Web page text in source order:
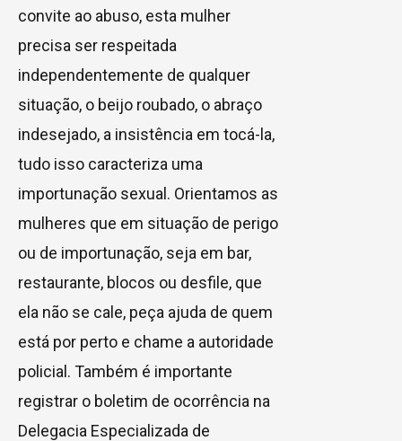
convite ao abuso, esta mulher
precisa ser respeitada
independentemente de qualquer
situação, o beijo roubado, o abraço
indesejado, a insistência em tocá-la,
tudo isso caracteriza uma
importunação sexual. Orientamos as
mulheres que em situação de perigo
ou de importunação, seja em bar,
restaurante, blocos ou desfile, que
ela não se cale, peça ajuda de quem
está por perto e chame a autoridade
policial. Também é importante
registrar o boletim de ocorrência na
Delegacia Especializada de